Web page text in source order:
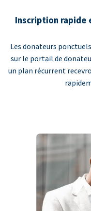
Inscription rapide
Les donateurs
sur le portail de
un plan récurrent